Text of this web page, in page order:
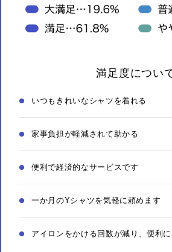
満足度につい
いつもきれいなシャツを着れる
家事負担が軽減されて助かる
便利で経済的なサービスです
一か月のYシャツを気軽に頼めます
アイロンをかける回数が減り、便利